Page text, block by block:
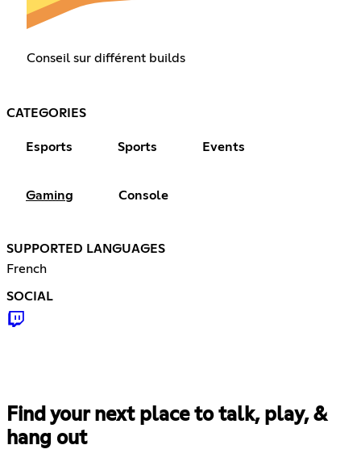
Conseil sur différent builds
CATEGORIES
Esports Sports Events
Gaming Console
SUPPORTED LANGUAGES
French
SOCIAL
Find your next place to talk, play, &
hang out